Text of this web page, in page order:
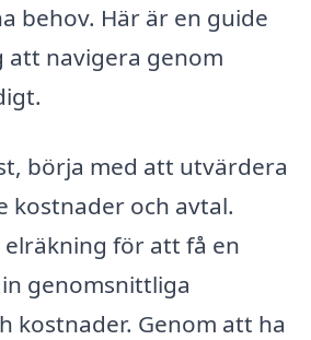
behov. Här är en guide
att navigera genom
börja med att utvärdera
kostnader och avtal.
för att få en
genomsnittliga
kostnader. Genom att ha